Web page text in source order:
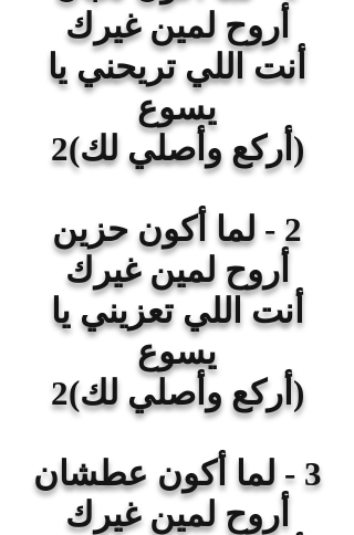
أروح لمين غيرك
أنت اللي تريحني يا
يسوع
(أركع وأصلي لك)2
2 - لما أكون حزين
أروح لمين غيرك
أنت اللي تعزيني يا
يسوع
(أركع وأصلي لك)2
3 - لما أكون عطشان
أروح لمين غيرك